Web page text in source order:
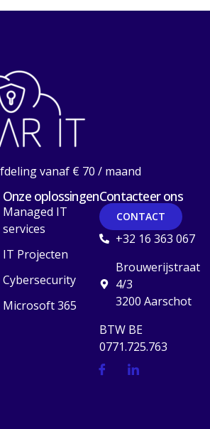
vanaf € 70 / maand
Onze oplossingen
Managed IT
services
IT Projecten
Cybersecurity
Microsoft 365
Contacteer ons
CONTACT
+32 16 363 067
Brouwerijstraat
4/3
3200 Aarschot
BTW BE
0771.725.763